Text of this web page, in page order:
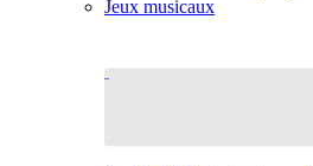
Jeux musicaux